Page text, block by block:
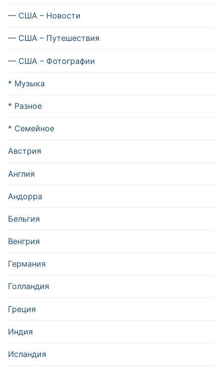
— США – Новости
— США – Путешествия
— США – Фотографии
* Музыка
* Разное
* Семейное
Австрия
Англия
Андорра
Бельгия
Венгрия
Германия
Голландия
Греция
Индия
Исландия